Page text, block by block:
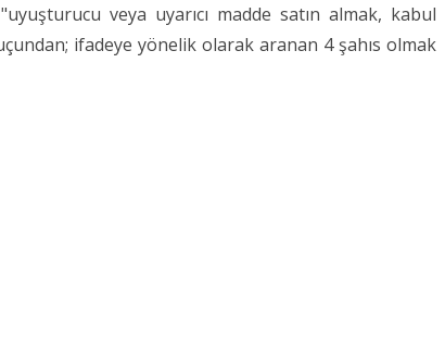
veya uyarıcı madde satın almak, kabul
ifadeye yönelik olarak aranan 4 şahıs olmak